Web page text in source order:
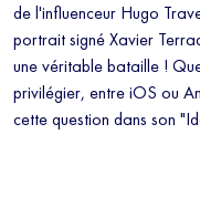
de l'influenceur Hugo
portrait signé Xavier
une véritable bataille !
privilégier, entre iOS ou
cette question dans son